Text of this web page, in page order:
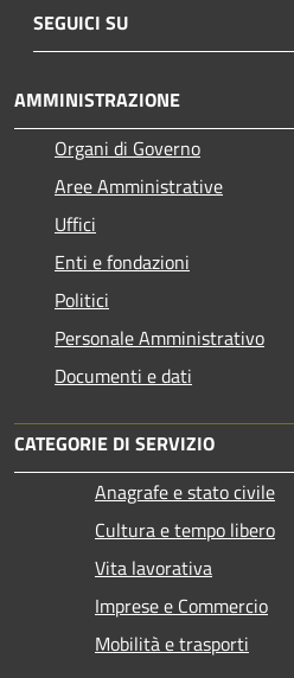
SEGUICI SU
AMMINISTRAZIONE
Organi di Governo
Aree Amministrative
Uffici
Enti e fondazioni
Politici
Personale Amministrativo
Documenti e dati
CATEGORIE DI SERVIZIO
Anagrafe e stato civile
Cultura e tempo libero
Vita lavorativa
Imprese e Commercio
Mobilità e trasporti